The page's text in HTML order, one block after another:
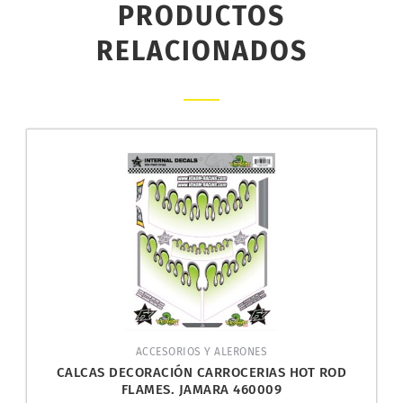
PRODUCTOS
RELACIONADOS
ACCESORIOS Y ALERONES
CALCAS DECORACIÓN CARROCERIAS HOT ROD
FLAMES. JAMARA 460009